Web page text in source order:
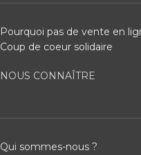
Pourquoi pas de vente en
Coup de coeur solidaire
NOUS CONNAÎTRE
Qui sommes-nous ?